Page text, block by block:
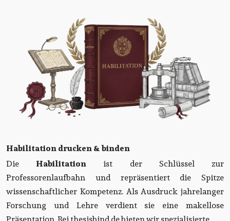
Habilitation drucken & binden
Die Habilitation ist der Schlüssel zur
Professorenlaufbahn und repräsentiert die Spitze
wissenschaftlicher Kompetenz. Als Ausdruck jahrelanger
Forschung und Lehre verdient sie eine makellose